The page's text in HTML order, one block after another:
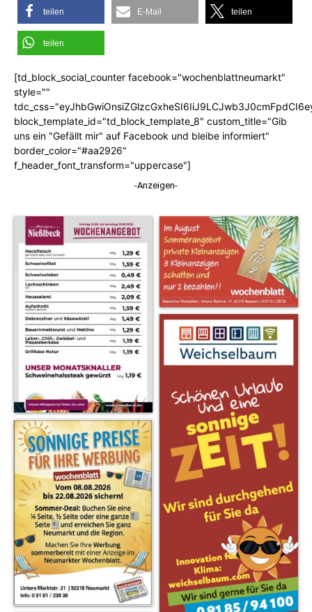
teilen E-Mail teilen
teilen
[td_block_social_counter facebook="wochenblattneumarkt"
style=""
block_template_id="td_block_template_8" custom_title="Gib
uns ein "Gefällt mir" auf Facebook und bleibe informiert"
border_color="#aa2926"
f_header_font_transform="uppercase"]
-Anzeigen-